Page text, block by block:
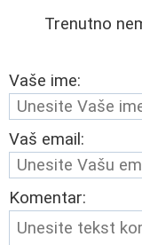
Trenutno
Vaše ime:
Vaš email:
Komentar: